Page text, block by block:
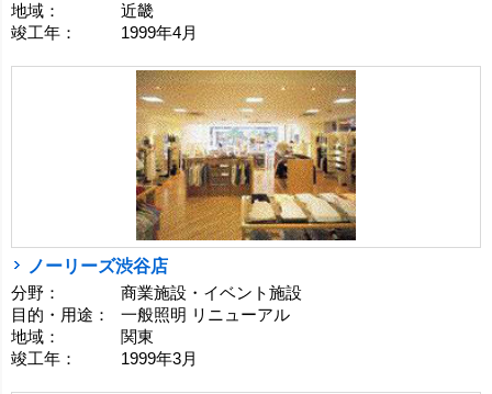
地域：
近畿
竣工年：
1999年4月
ノーリーズ渋谷店
分野：
商業施設・イベント施設
目的・用途：
一般照明 リニューアル
地域：
関東
竣工年：
1999年3月